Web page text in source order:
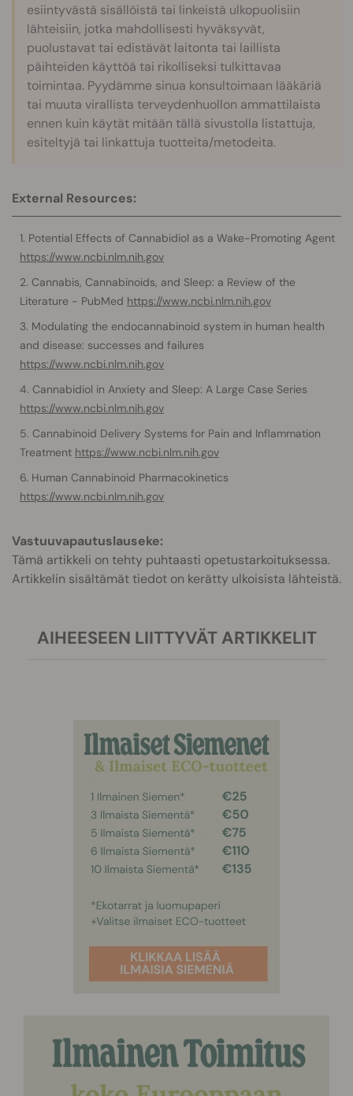
esiintyvästä sisällöistä tai linkeistä ulkopuolisiin
lähteisiin, jotka mahdollisesti hyväksyvät,
puolustavat tai edistävät laitonta tai laillista
päihteiden käyttöä tai rikolliseksi tulkittavaa
toimintaa. Pyydämme sinua konsultoimaan lääkäriä
tai muuta virallista terveydenhuollon ammattilaista
ennen kuin käytät mitään tällä sivustolla listattuja,
esiteltyjä tai linkattuja tuotteita/metodeita.
External Resources:
Potential Effects of Cannabidiol as a Wake-Promoting Agent
https://www.ncbi.nlm.nih.gov
Cannabis, Cannabinoids, and Sleep: a Review of the
Literature - PubMed https://www.ncbi.nlm.nih.gov
Modulating the endocannabinoid system in human health
and disease: successes and failures
https://www.ncbi.nlm.nih.gov
Cannabidiol in Anxiety and Sleep: A Large Case Series
https://www.ncbi.nlm.nih.gov
Cannabinoid Delivery Systems for Pain and Inflammation
Treatment https://www.ncbi.nlm.nih.gov
Human Cannabinoid Pharmacokinetics
https://www.ncbi.nlm.nih.gov
Vastuuvapautuslauseke:
Tämä artikkeli on tehty puhtaasti opetustarkoituksessa.
Artikkelin sisältämät tiedot on kerätty ulkoisista lähteistä.
AIHEESEEN LIITTYVÄT ARTIKKELIT